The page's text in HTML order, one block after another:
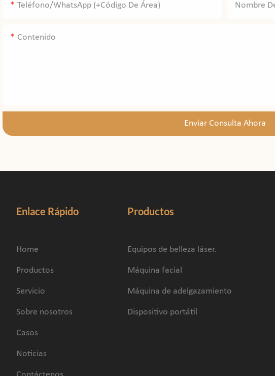
Teléfono/WhatsApp (+código De Área) Nombre
Contenido
Enviar Consulta Ahora
Enlace Rápido
Home
Productos
Servicio
Sobre nosotros
Casos
Noticias
Productos
Equipos de belleza láser.
Máquina facial
Máquina de adelgazamiento
Dispositivo portátil